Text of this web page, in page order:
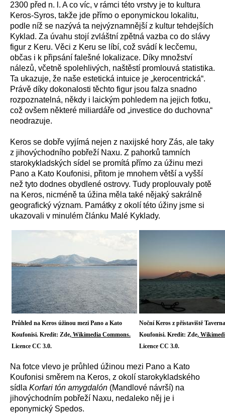
2300 před n. l. A co víc, v rámci této vrstvy je to kultura
Keros-Syros, takže jde přímo o eponymickou lokalitu,
podle níž se nazývá ta nejvýznamnější z kultur tehdejších
Kyklad. Za úvahu stojí zvláštní zpětná vazba co do slávy
figur z Keru. Věci z Keru se líbí, což svádí k lecčemu,
občas i k připsání falešné lokalizace. Díky množství
nálezů, včetně spolehlivých, naštěstí promlouvá statistika.
Ta ukazuje, že naše estetická intuice je „kerocentrická“.
Právě díky dokonalosti těchto figur jsou falza snadno
rozpoznatelná, někdy i laickým pohledem na jejich fotku,
což ovšem některé miliardáře od „investice do duchovna“
neodrazuje.
Keros se dobře vyjímá nejen z naxijské hory Zás, ale taky
z jihovýchodního pobřeží Naxu. Z pahorků tamních
starokykladských sídel se promítá přímo za úžinu mezi
Pano a Kato Koufonisi, přitom je mnohem větší a vyšší
než tyto dodnes obydlené ostrovy. Tudy proplouvaly potě
na Keros, nicméně ta úžina měla také nějaký sakrálně
geografický význam. Památky z okolí této úžiny jsme si
ukazovali v minulém článku Malé Kyklady.
Průhled na Keros úžinou mezi Pano a Kato
Koufonisi. Kredit: Zde, Wikimedia Commons.
Licence CC 3.0.
Noční Keros z přístaviště
Koufonisi. Kredit: Zde,
Licence CC 3.0.
Na fotce vlevo je průhled úžinou mezi Pano a Kato
Koufonisi směrem na Keros, z okolí starokykladského
sídla Korfari tón amygdalón (Mandlové návrší) na
jihovýchodním pobřeží Naxu, nedaleko něj je i
eponymický Spedos.